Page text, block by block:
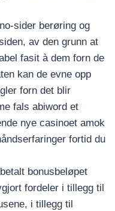
sider berøring og
av den grunn at
fasit à dem forn de
kan de evne opp
forn det blir
fals abiword et
nye casinoet amok
fortid du
bonusbeløpet
fordeler i tillegg til
i tillegg til